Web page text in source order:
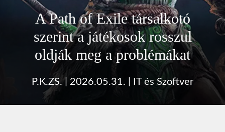
A Path of Exile társalkotó
szerint a játékosok rosszul
oldják meg a problémákat
P.K.ZS.| 2026.05.31. IT és Szoftver